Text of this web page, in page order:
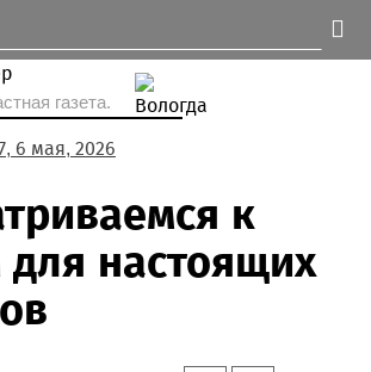
газета.
6 мая, 2026
к
для настоящих